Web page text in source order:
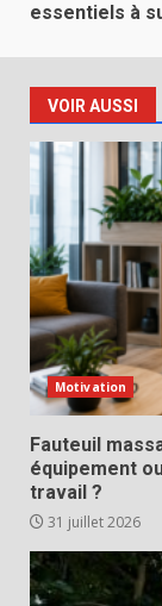
essentiels à
VOIR AUSSI
Motivation
Fauteuil
équipement
travail ?
31 juillet 2026